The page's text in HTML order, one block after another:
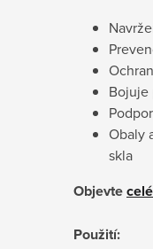
Bojuje
Obaly
skla
Objevte
Použití: